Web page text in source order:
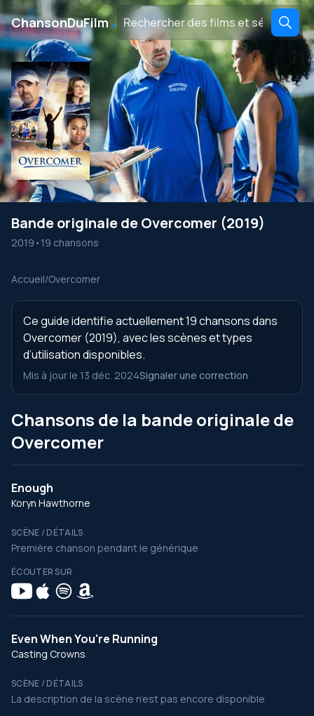
ChansonDuFilm․
Bande originale de Overcomer (2019)
2019 • 19 chansons
Accueil/Overcomer
Ce guide identifie actuellement 19 chansons dans
Overcomer (2019), avec les scènes et types
d’utilisation disponibles.
Mis à jour le 13 déc. 2024Signaler une correction
Chansons de la bande originale de
Overcomer
Enough
Koryn Hawthorne
SCÈNE / DÉTAILS
Première chanson pendant le générique
ÉCOUTER SUR
Even When You're Running
Casting Crowns
SCÈNE / DÉTAILS
La description de la scène n’est pas encore disponible.